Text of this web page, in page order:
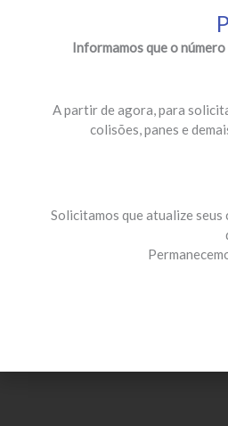
Informamos que o
A partir de agora, para
colisões, panes e
Solicitamos que atualize